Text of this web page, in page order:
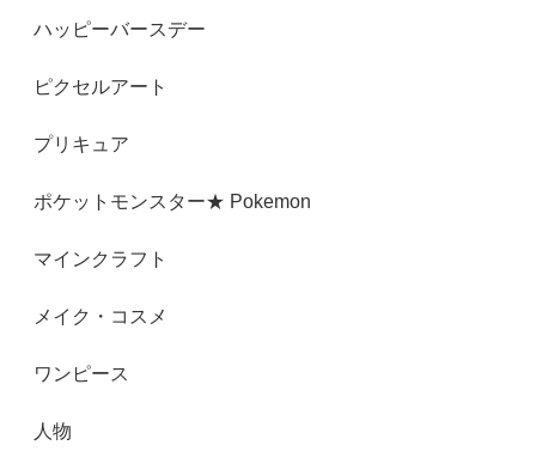
ハッピーバースデー
ピクセルアート
プリキュア
ポケットモンスター★ Pokemon
マインクラフト
メイク・コスメ
ワンピース
人物